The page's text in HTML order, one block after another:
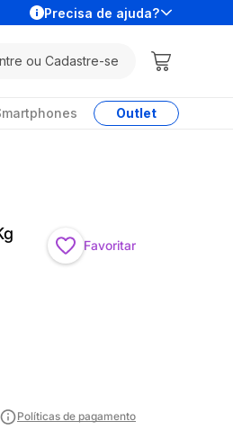
Precisa de ajuda?
ou Cadastre-se
Outlet
Favoritar
Políticas de pagamento